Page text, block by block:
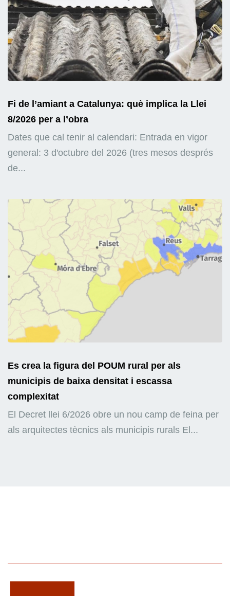
Fi de l’amiant a Catalunya: què implica la Llei
8/2026 per a l’obra
Dates que cal tenir al calendari: Entrada en vigor
general: 3 d'octubre del 2026 (tres mesos després
de...
Es crea la figura del POUM rural per als
municipis de baixa densitat i escassa
complexitat
El Decret llei 6/2026 obre un nou camp de feina per
als arquitectes tècnics als municipis rurals El...